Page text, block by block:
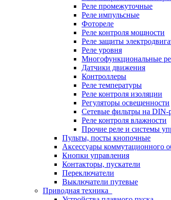
Реле промежуточные
Реле импульсные
Фотореле
Реле контроля мощности
Реле защиты
Реле уровня
Многофункциональные
Датчики движения
Контроллеры
Реле температуры
Реле контроля изоляции
Регуляторы освещенности
Сетевые фильтры на DIN-
Реле контроля влажности
Прочие реле и системы
Пульты, посты кнопочные
Аксессуары коммутационного
Кнопки управления
Контакторы, пускатели
Переключатели
Выключатели путевые
Приводная техника